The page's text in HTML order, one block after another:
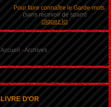
Pour faire connaître le Garde-mots
(sans recevoir de spam)
cliquez ici
Accueil -Archives
LIVRE D'OR